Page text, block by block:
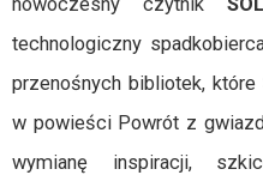
technologiczny
przenośnych bibliotek, które
w powieści Powrót z
wymianę inspiracji,